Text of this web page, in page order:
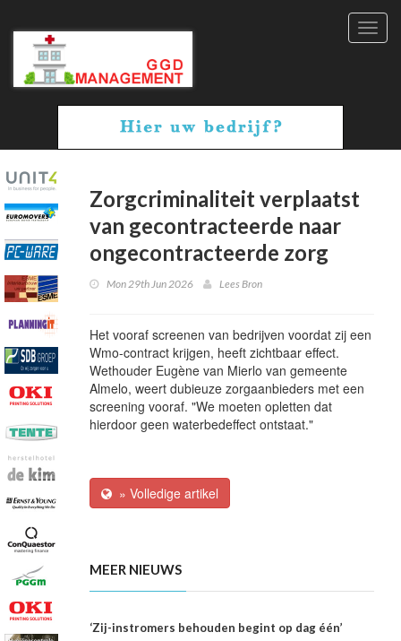
Zorgcriminaliteit verplaatst
van gecontracteerde naar
ongecontracteerde zorg
Mon 29th Jun 2026 Lees Bron
Het vooraf screenen van bedrijven voordat zij een
Wmo-contract krijgen, heeft zichtbaar effect.
Wethouder Eugène van Mierlo van gemeente
Almelo, weert dubieuze zorgaanbieders met een
screening vooraf. "We moeten opletten dat
hierdoor geen waterbedeffect ontstaat."
» Volledige artikel
MEER NIEUWS
‘Zij-instromers behouden begint op dag één’